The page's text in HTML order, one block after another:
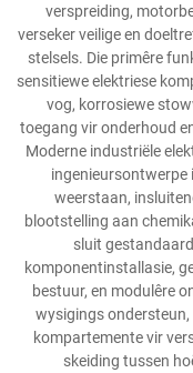
verspreiding,
verseker veilige en
stelsels. Die primêre
sensitiewe elektriese
vog, korrosiewe
toegang vir onderhoud
Moderne industriële
ingenieursontwerpe
weerstaan,
blootstelling aan
sluit
komponentinstallasie,
bestuur, en modulêre
wysigings ondersteun,
kompartemente vir
skeiding tussen